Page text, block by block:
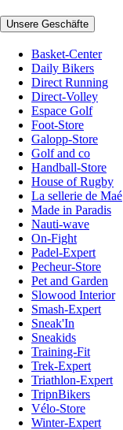
Unsere Geschäfte
Basket-Center
Daily Bikers
Direct Running
Direct-Volley
Espace Golf
Foot-Store
Galopp-Store
Golf and co
Handball-Store
House of Rugby
La sellerie de Maé
Made in Paradis
Nauti-wave
On-Fight
Padel-Expert
Pecheur-Store
Pet and Garden
Slowood Interior
Smash-Expert
Sneak'In
Sneakids
Training-Fit
Trek-Expert
Triathlon-Expert
TripnBikers
Vélo-Store
Winter-Expert